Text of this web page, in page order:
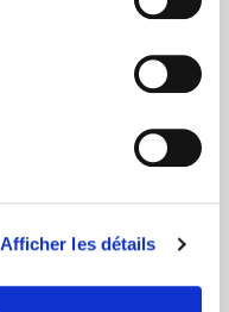
Afficher les détails
48h